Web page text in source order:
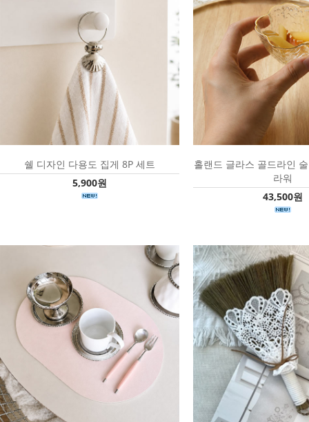
쉘 디자인 다용도 집게 8P 세트
5,900원
홀랜드 글라스 골드라인
라워
43,500원